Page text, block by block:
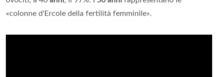
«colonne d'Ercole della fertilità femminile».